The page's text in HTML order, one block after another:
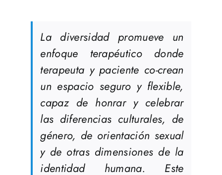
La diversidad promueve un
enfoque terapéutico donde
terapeuta y paciente co-crean
un espacio seguro y flexible,
capaz de honrar y celebrar
las diferencias culturales, de
género, de orientación sexual
y de otras dimensiones de la
identidad humana. Este